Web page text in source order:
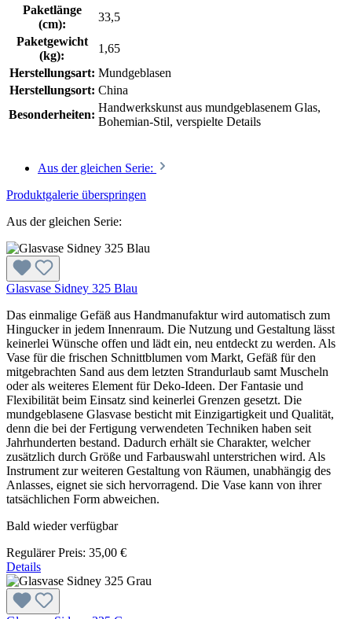
Paketlänge
(cm):
33,5
Paketgewicht
(kg):
1,65
Herstellungsart: Mundgeblasen
Herstellungsort: China
Besonderheiten:
Handwerkskunst aus mundgeblasenem Glas,
Bohemian-Stil, verspielte Details
Aus der gleichen Serie:
Produktgalerie überspringen
Aus der gleichen Serie:
Glasvase Sidney 325 Blau
Das einmalige Gefäß aus Handmanufaktur wird automatisch zum
Hingucker in jedem Innenraum. Die Nutzung und Gestaltung lässt
keinerlei Wünsche offen und lädt ein, neu entdeckt zu werden. Als
Vase für die frischen Schnittblumen vom Markt, Gefäß für den
mitgebrachten Sand aus dem letzten Strandurlaub samt Muscheln
oder als weiteres Element für Deko-Ideen. Der Fantasie und
Flexibilität beim Einsatz sind keinerlei Grenzen gesetzt. Die
mundgeblasene Glasvase besticht mit Einzigartigkeit und Qualität,
denn die bei der Fertigung verwendeten Techniken haben seit
Jahrhunderten bestand. Dadurch erhält sie Charakter, welcher
zusätzlich durch Größe und Farbauswahl unterstrichen wird. Als
Instrument zur weiteren Gestaltung von Räumen, unabhängig des
Anlasses, eignet sie sich hervorragend. Die Vase kann von ihrer
tatsächlichen Form abweichen.
Bald wieder verfügbar
Regulärer Preis: 35,00 €
Details